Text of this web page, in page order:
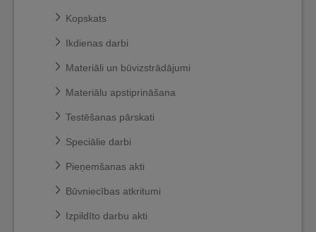
Kopskats
Ikdienas darbi
Materiāli un būvizstrādājumi
Materiālu apstiprināšana
Testēšanas pārskati
Speciālie darbi
Pieņemšanas akti
Būvniecības atkritumi
Izpildīto darbu akti